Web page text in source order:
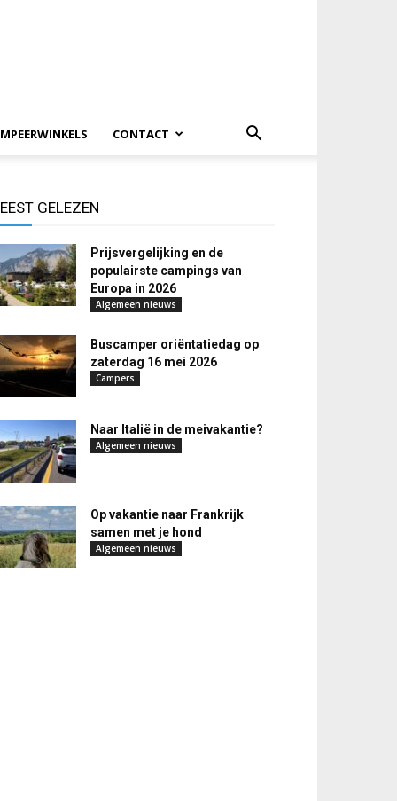
CONTACT
GELEZEN
Prijsvergelijking en de
populairste campings van
Europa in 2026
Algemeen nieuws
Buscamper oriëntatiedag op
zaterdag 16 mei 2026
Campers
Naar Italië in de meivakantie?
Algemeen nieuws
Op vakantie naar Frankrijk
samen met je hond
Algemeen nieuws